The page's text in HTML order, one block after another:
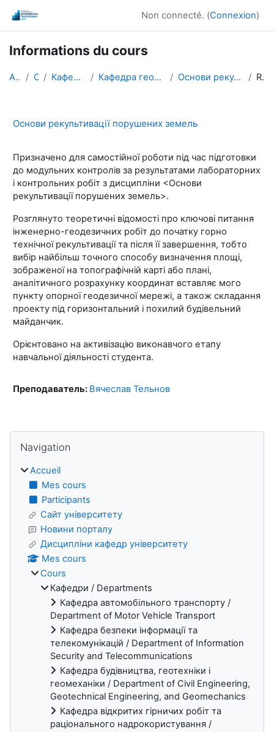
Non connecté. (Connexion)
Informations du cours
Accueil Cours Кафедри / Departments Кафедра геодезії / Department of Geodesy Основи рекультивації порушених земель Résumé
Основи рекультивації порушених земель
Призначено для самостійної роботи під час підготовки
до модульних контролів за результатами лабораторних
і контрольних робіт з дисципліни <Основи
рекультивації порушених земель>.
Розглянуто теоретичні відомості про ключові питання
інженерно-геодезичних робіт до початку горно
технічної рекультивації та після її завершення, тобто
вибір найбільш точного способу визначення площі,
зображеної на топографічній карті або плані,
аналітичного розрахунку координат вставляє мого
пункту опорної геодезичної мережі, а також складання
проекту під горизонтальний і похилий будівельний
майданчик.
Орієнтовано на активізацію виконавчого етапу
навчальної діяльності студента.
Преподаватель: Вячеслав Тельнов
Blocs
Navigation
Accueil
Mes cours
Participants
Сайт університету
Новини порталу
Дисципліни кафедр університету
Mes cours
Cours
Кафедри / Departments
Кафедра автомобільного транспорту /
Department of Motor Vehicle Transport
Кафедра безпеки інформації та
телекомунікацій / Department of Information
Security and Telecommunications
Кафедра будівництва, геотехніки і
геомеханіки / Department of Civil Engineering,
Geotechnical Engineering, and Geomechanics
Кафедра відкритих гірничих робіт та
раціонального надрокористування /